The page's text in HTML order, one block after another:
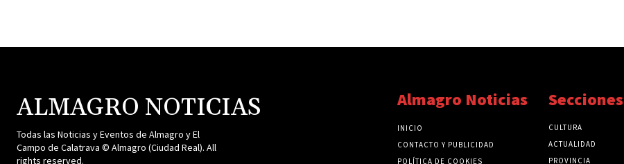
ALMAGRO NOTICIAS
Todas las Noticias y Eventos de Almagro y El
Campo de Calatrava © Almagro (Ciudad Real). All
rights reserved.
Almagro Noticias
INICIO
CONTACTO Y PUBLICIDAD
POLÍTICA DE COOKIES
Secciones
CULTURA
ACTUALIDAD
PROVINCIA